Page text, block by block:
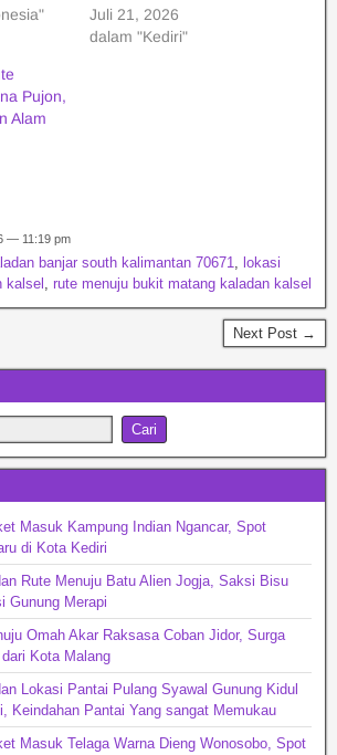
Juli 21, 2026
dalam "Kediri"
Pujon,
Alam
— 11:19 pm
banjar south kalimantan 70671, lokasi
kalsel , rute menuju bukit matang kaladan kalsel
Next Post →
Masuk Kampung Indian Ngancar, Spot
di Kota Kediri
Rute Menuju Batu Alien Jogja, Saksi Bisu
Gunung Merapi
Omah Akar Raksasa Coban Jidor, Surga
Kota Malang
Lokasi Pantai Pulang Syawal Gunung Kidul
Keindahan Pantai Yang sangat Memukau
Masuk Telaga Warna Dieng Wonosobo, Spot